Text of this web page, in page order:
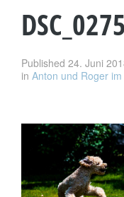
DSC_0275
Published 24. Juni
in Anton und Roger